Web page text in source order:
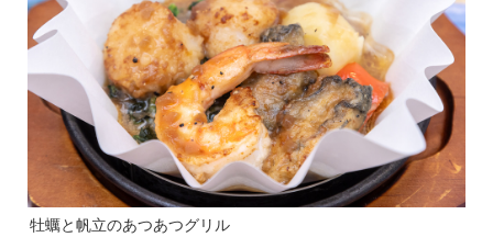
牡蠣と帆立のあつあつグリル